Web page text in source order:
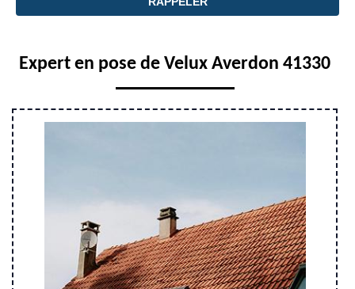
Expert en pose de Velux Averdon 41330